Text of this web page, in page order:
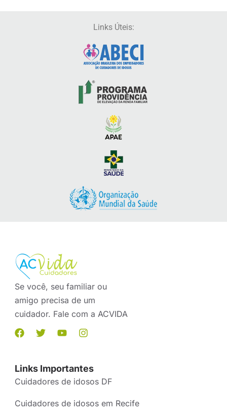
Links Úteis:
Se você, seu familiar ou
amigo precisa de um
cuidador. Fale com a ACVIDA
Links Importantes
Cuidadores de idosos DF
Cuidadores de idosos em Recife